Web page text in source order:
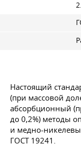
Настоящий
(при массовой
абсорбционный
до 0,2%) методы
и медно-
ГОСТ 19241 .